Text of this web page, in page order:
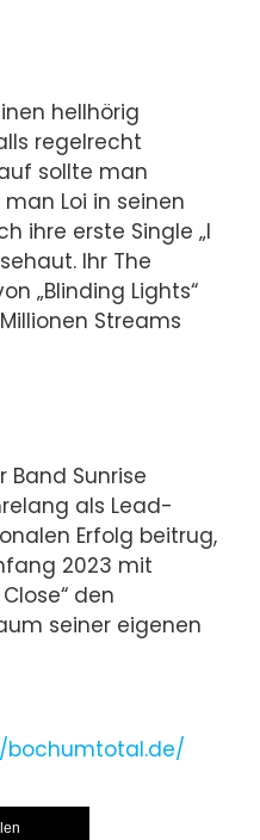
hellhörig
regelrecht
sollte man
Loi in seinen
ihre erste Single „I
Ihr The
„Blinding Lights“
Streams
Band Sunrise
als Lead-
Erfolg beitrug,
2023 mit
den
seiner eigenen
bochumtotal.de/